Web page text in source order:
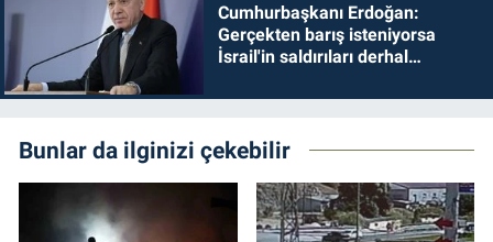
Cumhurbaşkanı Erdoğan:
Gerçekten barış isteniyorsa
İsrail'in saldırıları derhal
Bunlar da ilginizi çekebilir